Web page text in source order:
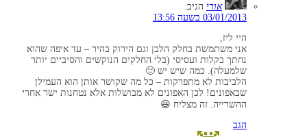
אורי הגיב:
03/01/2013 בשעה 13:56
היי ליז,
אני משתמשת בחלק הלבן וגם הירוק בהיר – עד איפה שהוא
נחתך בקלות ועסיסי (בלי החלקים הנוקשים והסיביים יותר
שלמעלה). כמה שיש יש 🙂
הלביבות לא מתפרקות – כל מה שקושר אותן הוא העמילן
שבאפונים! לכן האפונים לא מבושלות אלא נטחנות ישר אחרי
ההשרייה. זה מצליח 😆
הגב